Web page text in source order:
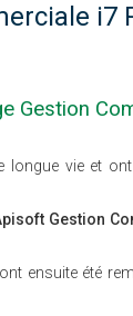
i7
Gestion
vie et
Gestion
ensuite été